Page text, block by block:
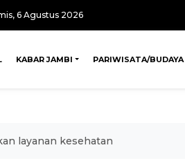
6 Agustus 2026
KABAR JAMBI PARIWISATA/BUDAYA
layanan kesehatan